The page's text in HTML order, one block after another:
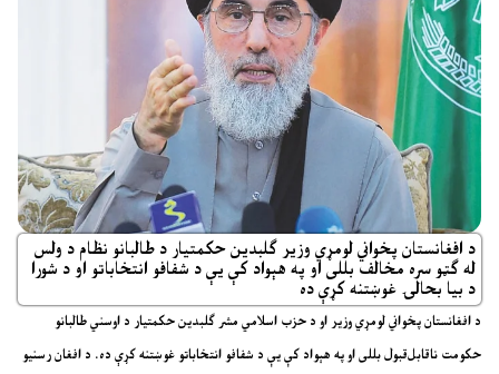
د افغانستان پخواني لومړي وزیر ګلبدین حکمتیار د طالبانو نظام د ولس
له ګټو سره مخالف بللی او په هېواد کې یې د شفافو انتخاباتو او د شورا
د بیا بحالۍ غوښتنه کړې ده
د افغانستان پخواني لومړي وزیر او د حزب اسلامي مشرګلبدین حکمتیارد اوسني طالبانو
حکومت ناقابل‌قبول بللی او په هېواد کې یې د شفافو انتخاباتو غوښتنه کړې ده. د افغان رسنیو